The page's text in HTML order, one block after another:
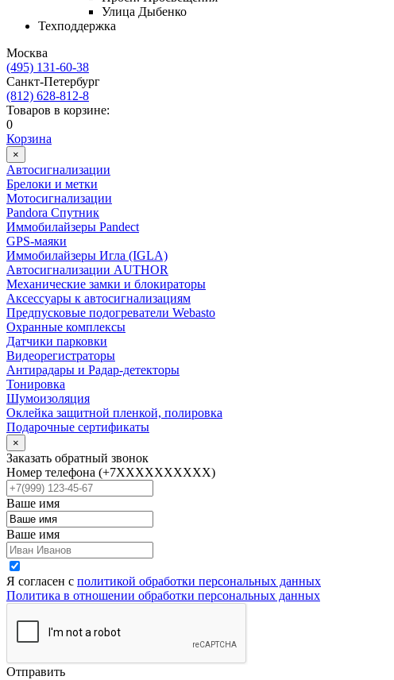
Улица Дыбенко
Техподдержка
Москва
(495) 131-60-38
Cанкт-Петербург
(812) 628-812-8
Товаров в корзине:
0
Корзина
×
Автосигнализации
Брелоки и метки
Мотосигнализации
Pandora Спутник
Иммобилайзеры Pandect
GPS-маяки
Иммобилайзеры Игла (IGLA)
Автосигнализации AUTHOR
Механические замки и блокираторы
Аксессуары к автосигнализациям
Предпусковые подогреватели Webasto
Охранные комплексы
Датчики парковки
Видеорегистраторы
Антирадары и Радар-детекторы
Тонировка
Шумоизоляция
Оклейка защитной пленкой, полировка
Подарочные сертификаты
×
Заказать обратный звонок
Номер телефона (+7XXXXXXXXXX)
Ваше имя
Ваше имя
Я согласен с политикой обработки персональных данных
Политика в отношении обработки персональных данных
Отправить